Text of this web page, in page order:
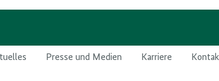
Presse und Medien Karriere